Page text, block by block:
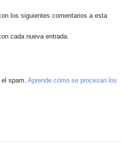
los siguientes comentarios a esta
cada nueva entrada.
spam. Aprende cómo se procesan los